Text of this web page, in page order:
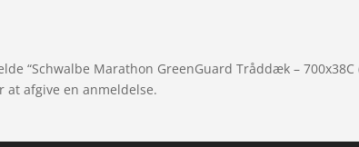
“Schwalbe Marathon GreenGuard Tråddæk – 700x38C
at afgive en anmeldelse.